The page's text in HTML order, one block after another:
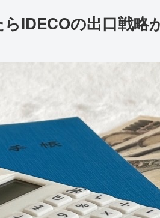
らIDECOの出口戦略